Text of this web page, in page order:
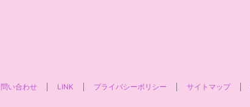
い合わせ LINK プライバシーポリシー サイトマップ